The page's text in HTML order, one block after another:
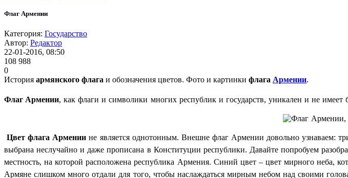
Флаг Армении
Категория: Государство
Автор: Редактор
22-01-2016, 08:50
108 988
0
История армянского флага и обозначения цветов. Фото и картинки флага Армении.
Флаг Армении, как флаги и символики многих республик и государств, уникален и не
Цвет флага Армении не является однотонным. Внешне флаг Армении довольно узнаваем:
выбрана неслучайно и даже прописана в Конституции республики. Давайте попробуем
местность, на которой расположена республика Армения. Синий цвет – цвет мирного неба,
Армяне слишком много отдали для того, чтобы наслаждаться мирным небом над своими